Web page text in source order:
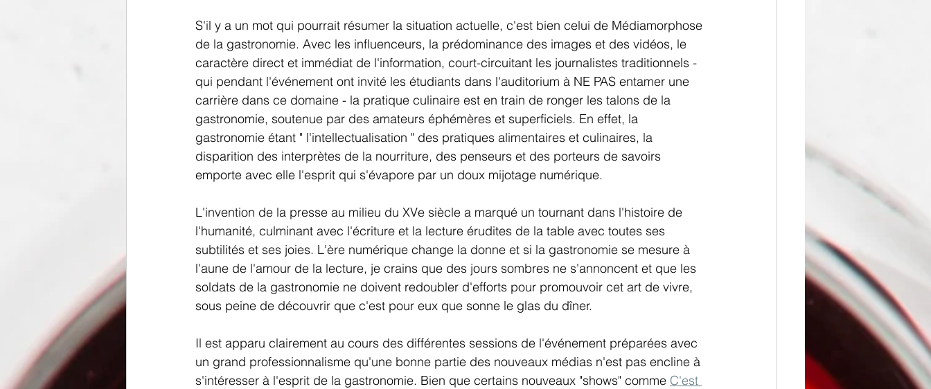
S'il y a un mot qui pourrait résumer la situation actuelle, c'est bien celui de Médiamorphose
de la gastronomie. Avec les influenceurs, la prédominance des images et des vidéos, le
caractère direct et immédiat de l'information, court-circuitant les journalistes traditionnels -
qui pendant l'événement ont invité les étudiants dans l'auditorium à NE PAS entamer une
carrière dans ce domaine - la pratique culinaire est en train de ronger les talons de la
gastronomie, soutenue par des amateurs éphémères et superficiels. En effet, la
gastronomie étant " l'intellectualisation " des pratiques alimentaires et culinaires, la
disparition des interprètes de la nourriture, des penseurs et des porteurs de savoirs
emporte avec elle l'esprit qui s'évapore par un doux mijotage numérique.
L'invention de la presse au milieu du XVe siècle a marqué un tournant dans l'histoire de
l'humanité, culminant avec l'écriture et la lecture érudites de la table avec toutes ses
subtilités et ses joies. L'ère numérique change la donne et si la gastronomie se mesure à
l'aune de l'amour de la lecture, je crains que des jours sombres ne s'annoncent et que les
soldats de la gastronomie ne doivent redoubler d'efforts pour promouvoir cet art de vivre,
sous peine de découvrir que c'est pour eux que sonne le glas du dîner.
Il est apparu clairement au cours des différentes sessions de l'événement préparées avec
un grand professionnalisme qu'une bonne partie des nouveaux médias n'est pas encline à
s'intéresser à l'esprit de la gastronomie. Bien que certains nouveaux "shows" comme C'est